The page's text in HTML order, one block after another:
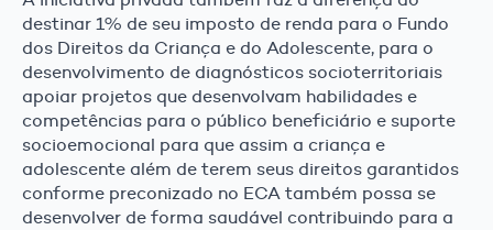
destinar 1% de seu imposto de renda para o Fundo
dos Direitos da Criança e do Adolescente, para o
desenvolvimento de diagnósticos socioterritoriais
apoiar projetos que desenvolvam habilidades e
competências para o público beneficiário e suporte
socioemocional para que assim a criança e
adolescente além de terem seus direitos garantidos
conforme preconizado no ECA também possa se
desenvolver de forma saudável contribuindo para a